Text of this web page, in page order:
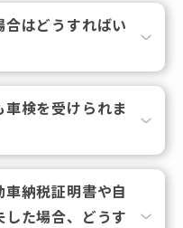
はどうすればい
検を受けられま
納税証明書や自
た場合、どうす